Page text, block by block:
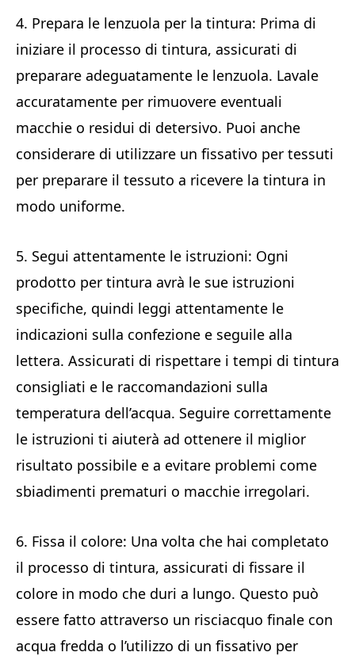
4. Prepara le lenzuola per la tintura: Prima di
iniziare il processo di tintura, assicurati di
preparare adeguatamente le lenzuola. Lavale
accuratamente per rimuovere eventuali
macchie o residui di detersivo. Puoi anche
considerare di utilizzare un fissativo per tessuti
per preparare il tessuto a ricevere la tintura in
modo uniforme.
5. Segui attentamente le istruzioni: Ogni
prodotto per tintura avrà le sue istruzioni
specifiche, quindi leggi attentamente le
indicazioni sulla confezione e seguile alla
lettera. Assicurati di rispettare i tempi di tintura
consigliati e le raccomandazioni sulla
temperatura dell’acqua. Seguire correttamente
le istruzioni ti aiuterà ad ottenere il miglior
risultato possibile e a evitare problemi come
sbiadimenti prematuri o macchie irregolari.
6. Fissa il colore: Una volta che hai completato
il processo di tintura, assicurati di fissare il
colore in modo che duri a lungo. Questo può
essere fatto attraverso un risciacquo finale con
acqua fredda o l’utilizzo di un fissativo per